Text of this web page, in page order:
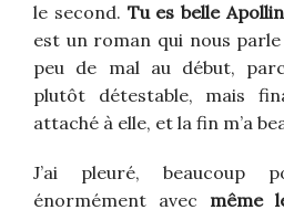
le second. Tu es belle
est un roman qui nous parle
peu de mal au début,
plutôt détestable, mais
attaché à elle, et la fin m’a
J’ai pleuré,
énormément avec même